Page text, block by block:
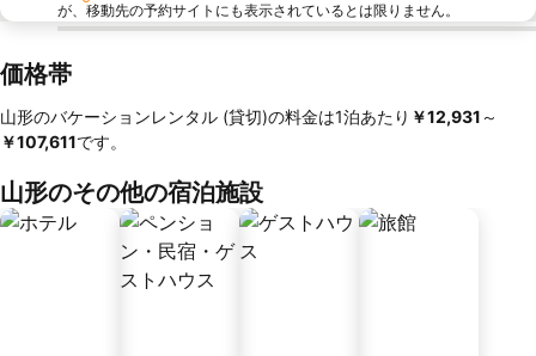
が、移動先の予約サイトにも表示されているとは限りません。
価格帯
山形のバケーションレンタル (貸切)の料金は1泊あたり ‎￥12,931 ～
￥107,611です。
山形のその他の宿泊施設